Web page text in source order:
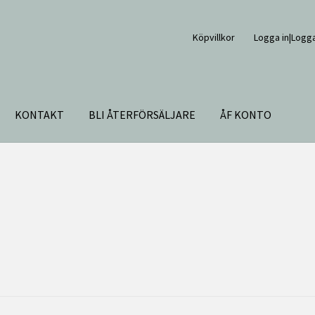
Köpvillkor Logga
KONTAKT BLI ÅTERFÖRSÄLJARE ÅF KONTO